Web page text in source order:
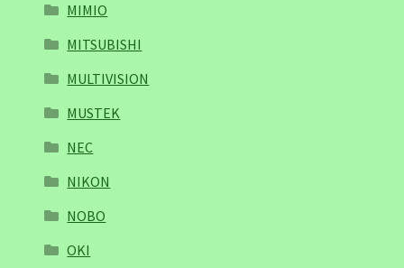
MIMIO
MITSUBISHI
MULTIVISION
MUSTEK
NEC
NIKON
NOBO
OKI